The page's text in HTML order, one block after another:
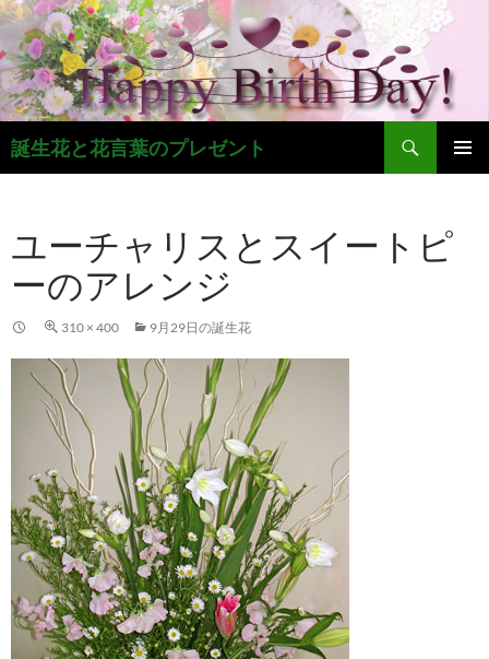
コ
ン
テ
ン
ツ
へ
ス
誕生花と花言葉のプレゼント
検
索
ユーチャリスとスイートピ
ーのアレンジ
310 × 400 9月29日の誕生花